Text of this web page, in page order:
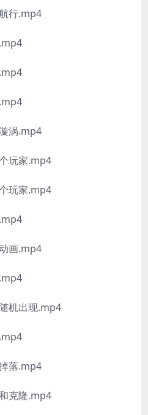
行.mp4
涡.mp4
玩家.mp4
玩家.mp4
画.mp4
机出现.mp4
落.mp4
克隆.mp4